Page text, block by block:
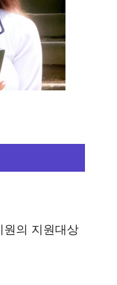
원의 지원대상